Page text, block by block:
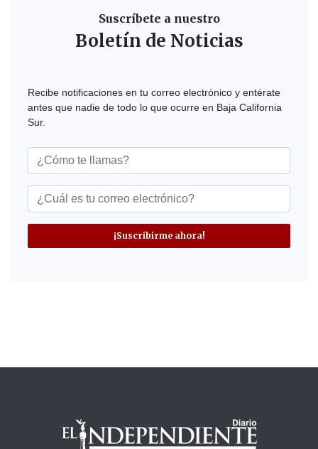
Suscríbete a nuestro
Boletín de Noticias
Recibe notificaciones en tu correo electrónico y entérate
antes que nadie de todo lo que ocurre en Baja California
Sur.
¡Suscribirme ahora!